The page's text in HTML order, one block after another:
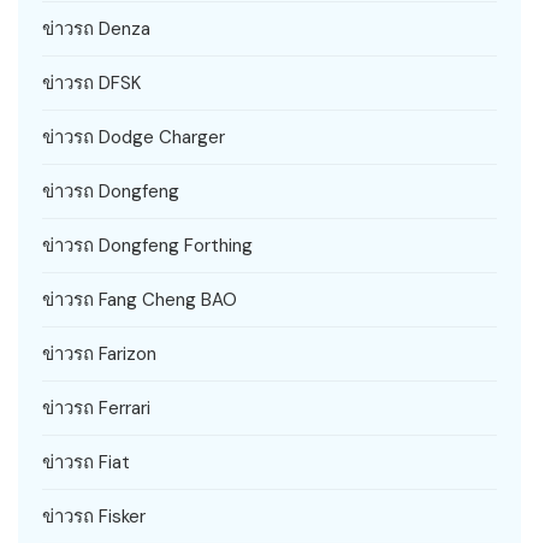
ข่าวรถ Denza
ข่าวรถ DFSK
ข่าวรถ Dodge Charger
ข่าวรถ Dongfeng
ข่าวรถ Dongfeng Forthing
ข่าวรถ Fang Cheng BAO
ข่าวรถ Farizon
ข่าวรถ Ferrari
ข่าวรถ Fiat
ข่าวรถ Fisker